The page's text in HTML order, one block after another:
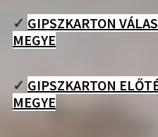
✓ GIPSZKARTON
MEGYE
✓ GIPSZKARTON
MEGYE